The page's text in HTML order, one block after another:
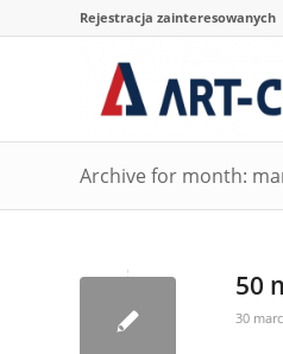
Rejestracja zainteresowanych
Archive for month:
50
30